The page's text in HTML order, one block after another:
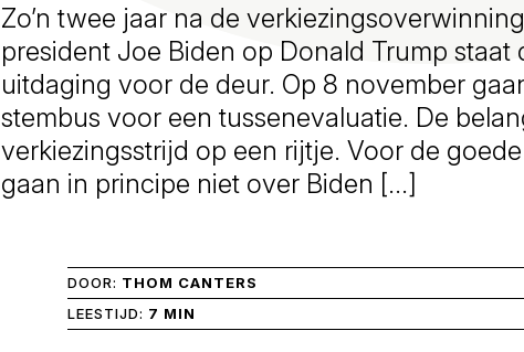
Zo’n twee jaar na de
president Joe Biden op Donald Trump
uitdaging voor de deur. Op 8 november
stembus voor een tussenevaluatie. De
verkiezingsstrijd op een rijtje. Voor de
gaan in principe niet over Biden […]
DOOR: THOM CANTERS
LEESTIJD: 7 MIN